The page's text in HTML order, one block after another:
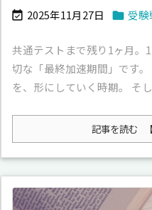
 2025年11月27日  受
共通テストまで残り1ヶ月。
切な「最終加速期間」です
を、形にしていく時期。 そ
記事を読む